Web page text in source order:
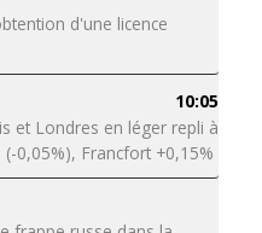
d'une licence
10:05
et Londres en léger repli à
0,05%), Francfort +0,15%